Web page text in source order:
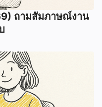
ถามสัมภาษณ์งาน